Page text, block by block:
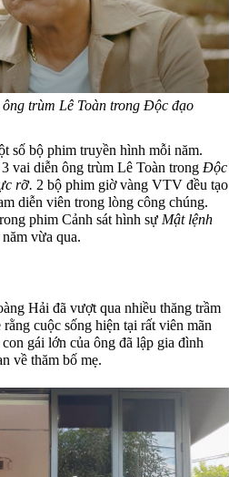
trùm Lê Toàn trong Độc đạo
số bộ phim truyền hình mỗi năm.
vai diễn ông trùm Lê Toàn trong Độc
rỡ. 2 bộ phim giờ vàng VTV đều tạo
diễn viên trong lòng công chúng.
phim Cảnh sát hình sự Mật lệnh
vừa qua.
Hải đã vượt qua nhiều thăng trầm
cuộc sống hiện tại rất viên mãn
gái lớn của ông đã lập gia đình
về thăm bố mẹ.